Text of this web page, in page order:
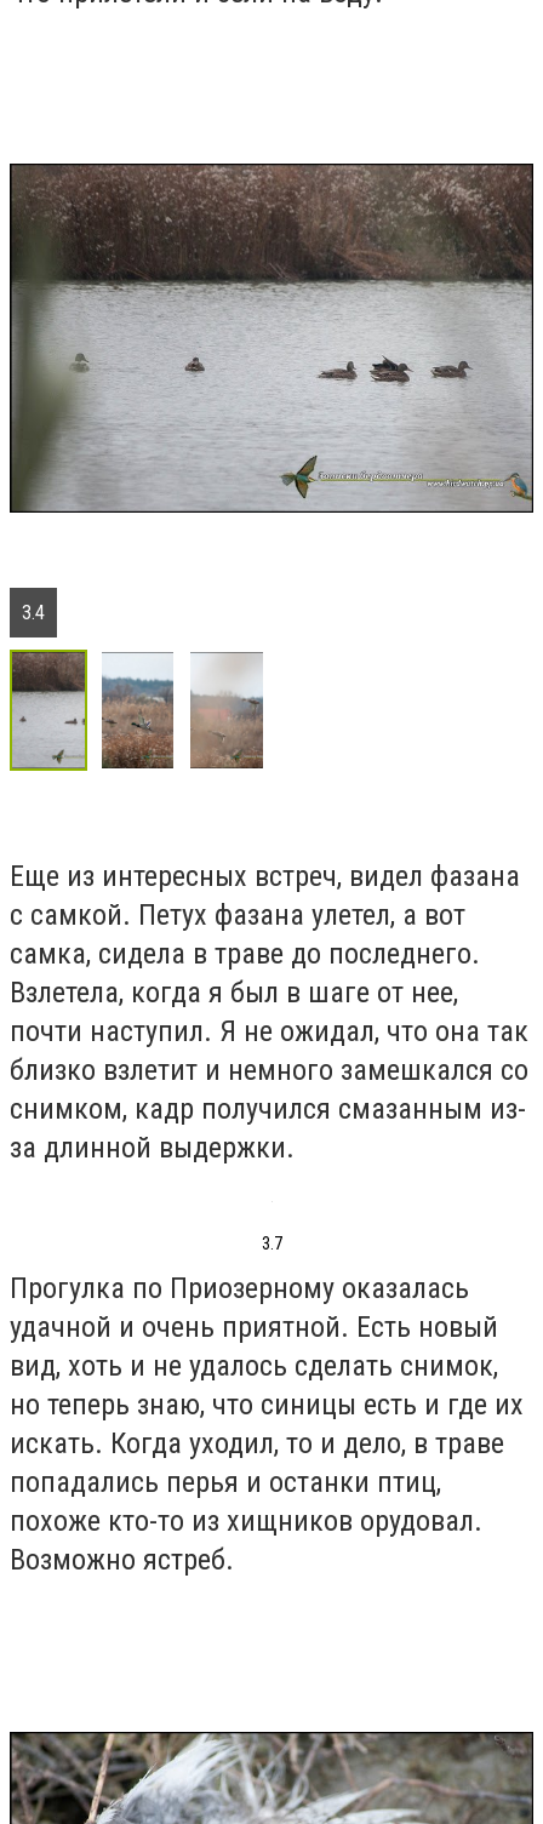
3.4
Еще из интересных встреч, видел фазана
с самкой. Петух фазана улетел, а вот
самка, сидела в траве до последнего.
Взлетела, когда я был в шаге от нее,
почти наступил. Я не ожидал, что она так
близко взлетит и немного замешкался со
снимком, кадр получился смазанным из-
за длинной выдержки.
3.7
Прогулка по Приозерному оказалась
удачной и очень приятной. Есть новый
вид, хоть и не удалось сделать снимок,
но теперь знаю, что синицы есть и где их
искать. Когда уходил, то и дело, в траве
попадались перья и останки птиц,
похоже кто-то из хищников орудовал.
Возможно ястреб.